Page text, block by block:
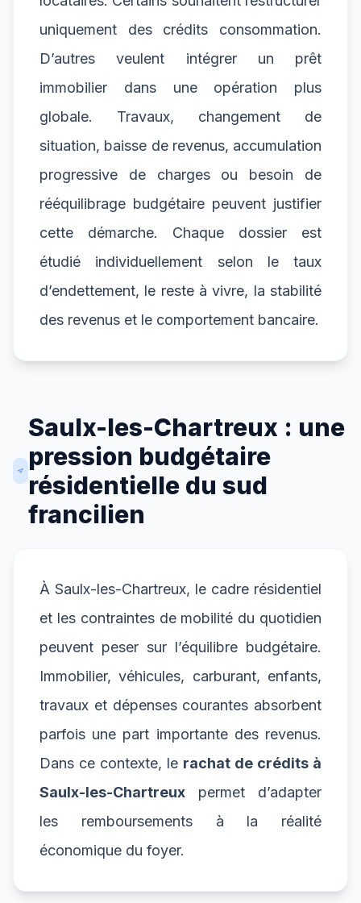
uniquement des crédits consommation.
D’autres veulent intégrer un prêt
immobilier dans une opération plus
globale. Travaux, changement de
situation, baisse de revenus, accumulation
progressive de charges ou besoin de
rééquilibrage budgétaire peuvent justifier
cette démarche. Chaque dossier est
étudié individuellement selon le taux
d’endettement, le reste à vivre, la stabilité
des revenus et le comportement bancaire.
Saulx-les-Chartreux : une
pression budgétaire
résidentielle du sud
francilien
À Saulx-les-Chartreux, le cadre résidentiel
et les contraintes de mobilité du quotidien
peuvent peser sur l’équilibre budgétaire.
Immobilier, véhicules, carburant, enfants,
travaux et dépenses courantes absorbent
parfois une part importante des revenus.
Dans ce contexte, le rachat de crédits à
Saulx-les-Chartreux permet d’adapter
les remboursements à la réalité
économique du foyer.